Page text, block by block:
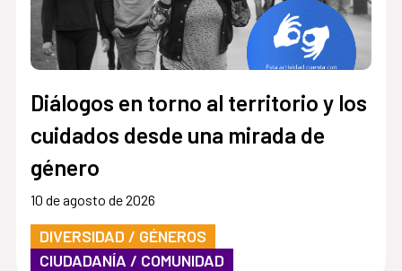
Diálogos en torno al territorio y los
cuidados desde una mirada de
género
10 de agosto de 2026
DIVERSIDAD / GÉNEROS
CIUDADANÍA / COMUNIDAD